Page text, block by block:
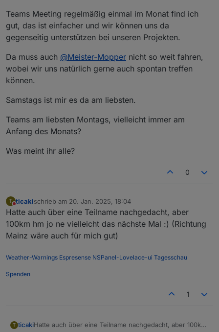
ich denk Wochenende oder Freitag sollte es sein
keine Ahnung in welchem Rhythmus man es mal
Termine vor Ort ist nicht einfach, deshalb vlt. noch
vlt versucht man vor Ort 1-2x im Jahr und parallel
z.B. jeden 1. Mittwoch im Monat (wie gesagt nur 1
mal ein Thema raussuchen und darüber
Räume/Funktionen oder oder oder, Themen gibts
viel)
Teams Meeting regelmäßig einmal im Monat find ich
gut, das ist einfacher und wir können uns da
gegenseitig unterstützen bei unseren Projekten.
Da muss auch @Meister-Mopper nicht so weit fahren,
wobei wir uns natürlich gerne auch spontan treffen
können.
Samstags ist mir es da am liebsten.
Teams am liebsten Montags, vielleicht immer am
Anfang des Monats?
Was meint ihr alle?
0
T
Nicht stören
ticakischrieb am 20. Jan. 2025, 18:04
zuletzt editiert von
Hatte auch über eine Teilname nachgedacht, aber
100km hm jo ne vielleicht das nächste Mal :) (Richtung
Mainz wäre auch für mich gut)
Weather-Warnings Espresense NSPanel-Lovelace-ui Tagesschau
Spenden
1
T ticakiHatte auch über eine Teilname nachgedacht, aber 100km